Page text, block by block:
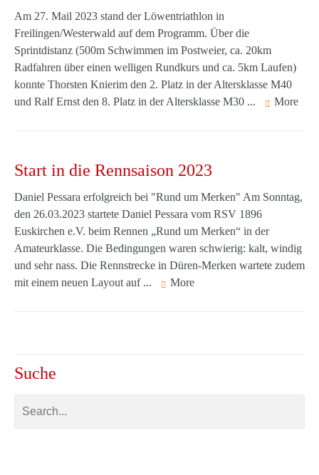
Am 27. Mail 2023 stand der Löwentriathlon in
Freilingen/Westerwald auf dem Programm. Über die
Sprintdistanz (500m Schwimmen im Postweier, ca. 20km
Radfahren über einen welligen Rundkurs und ca. 5km Laufen)
konnte Thorsten Knierim den 2. Platz in der Altersklasse M40
und Ralf Ernst den 8. Platz in der Altersklasse M30 ...
More
Start in die Rennsaison 2023
Daniel Pessara erfolgreich bei "Rund um Merken" Am Sonntag,
den 26.03.2023 startete Daniel Pessara vom RSV 1896
Euskirchen e.V. beim Rennen „Rund um Merken“ in der
Amateurklasse. Die Bedingungen waren schwierig: kalt, windig
und sehr nass. Die Rennstrecke in Düren-Merken wartete zudem
mit einem neuen Layout auf ...
More
Suche